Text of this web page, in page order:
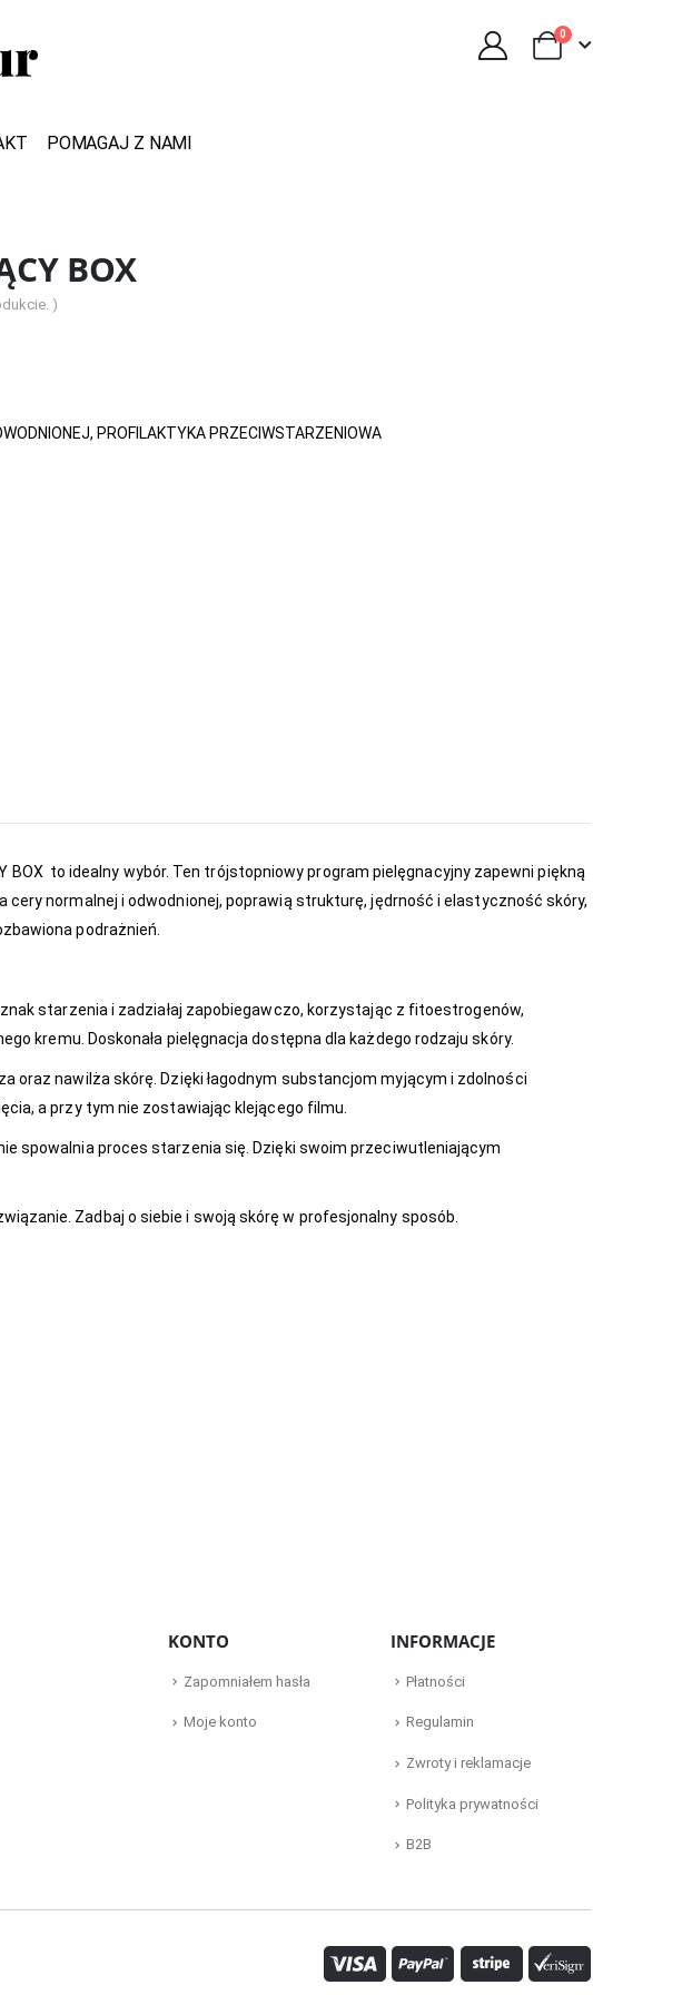
0
POMAGAJ Z NAMI
BOX
)
PROFILAKTYKA PRZECIWSTARZENIOWA
BOX to idealny wybór. Ten trójstopniowy program pielęgnacyjny zapewni piękną
normalnej i odwodnionej, poprawią strukturę, jędrność i elastyczność skóry,
podrażnień.
starzenia i zadziałaj zapobiegawczo, korzystając z fitoestrogenów,
kremu. Doskonała pielęgnacja dostępna dla każdego rodzaju skóry.
oraz nawilża skórę. Dzięki łagodnym substancjom myjącym i zdolności
a przy tym nie zostawiając klejącego filmu.
spowalnia proces starzenia się. Dzięki swoim przeciwutleniającym
Zadbaj o siebie i swoją skórę w profesjonalny sposób.
KONTO
Zapomniałem hasła
Moje konto
INFORMACJE
Płatności
Regulamin
Zwroty i reklamacje
Polityka prywatności
B2B